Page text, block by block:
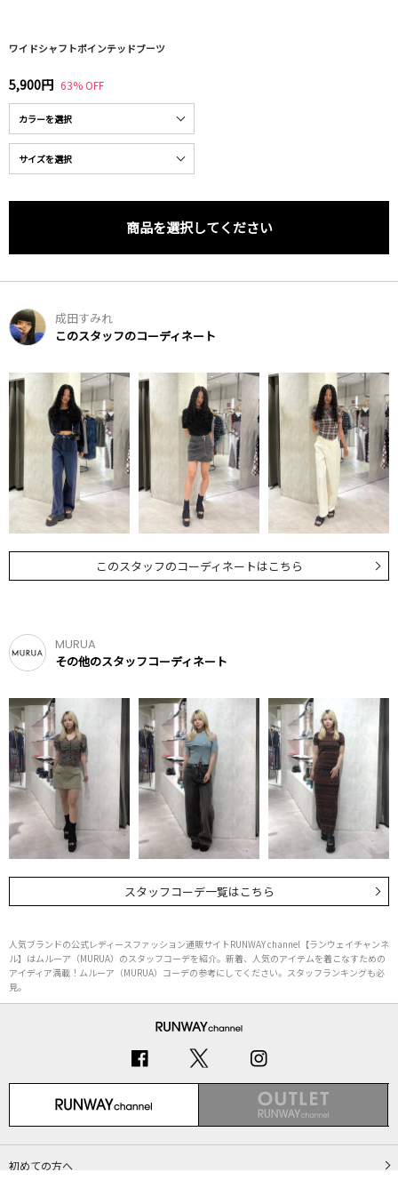
ワイドシャフトポインテッドブーツ
5,900円 63% OFF
商品を選択してください
成田すみれ
このスタッフのコーディネート
このスタッフのコーディネートはこちら
MURUA
その他のスタッフコーディネート
スタッフコーデ一覧はこちら
人気ブランドの公式レディースファッション通販サイトRUNWAY channel【ランウェイチャンネ
ル】はムルーア（MURUA）のスタッフコーデを紹介。新着、人気のアイテムを着こなすための
アイディア満載！ムルーア（MURUA）コーデの参考にしてください。スタッフランキングも必
見。
初めての方へ